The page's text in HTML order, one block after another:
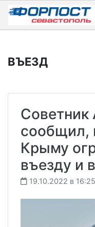
Skip
content
ВЪЕЗД
Советник
сообщил,
Крыму
въезду и
19.10.2022 в 16:25